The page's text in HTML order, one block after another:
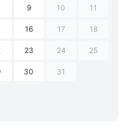
9 10 11
16 17 18
23 24 25
30 31